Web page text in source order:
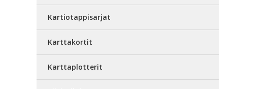
Kartiotappisarjat
Karttakortit
Karttaplotterit